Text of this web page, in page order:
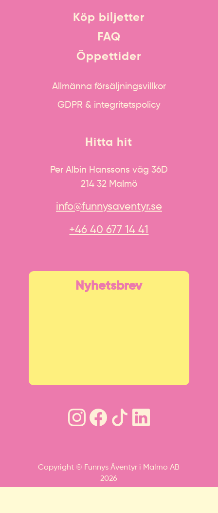
Köp biljetter
FAQ
Öppettider
Allmänna försäljningsvillkor
GDPR & integritetspolicy
Hitta hit
Per Albin Hanssons väg 36D
214 32 Malmö
info@funnysaventyr.se
+46 40 677 14 41
Nyhetsbrev
Copyright © Funnys Äventyr i Malmö AB
2026